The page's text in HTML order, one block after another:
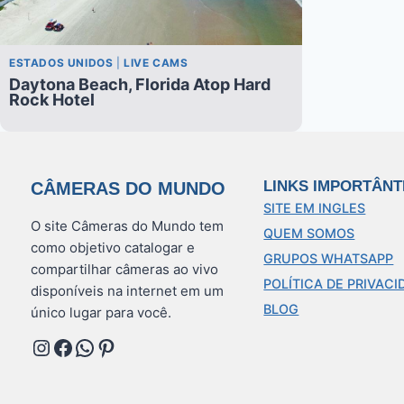
ESTADOS UNIDOS |LIVE CAMS
Daytona Beach, Florida Atop Hard
Rock Hotel
CÂMERAS DO MUNDO
O site Câmeras do Mundo tem
como objetivo catalogar e
compartilhar câmeras ao vivo
disponíveis na internet em um
único lugar para você.
Instagram
Facebook
WhatsApp
Pinterest
LINKS
SITE EM INGLES
QUEM SOMOS
GRUPOS WHATSAPP
POLÍTICA DE
BLOG